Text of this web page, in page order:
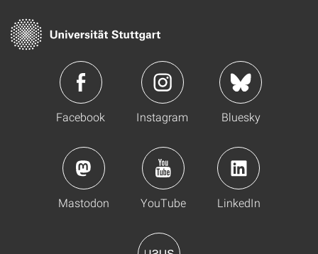
Facebook Instagram Bluesky
Mastodon YouTube LinkedIn